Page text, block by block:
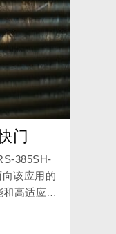
门
385SH-
该应用的
高适应性